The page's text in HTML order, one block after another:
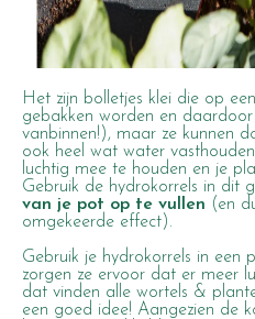
Het zijn bolletjes klei die op
gebakken worden en
vanbinnen!), maar ze kunnen
ook heel wat water
luchtig mee te houden en je
Gebruik de hydrokorrels in dit
van je pot op te vullen (en
omgekeerde effect).
Gebruik je hydrokorrels in
zorgen ze ervoor dat er meer
dat vinden alle wortels &
een goed idee! Aangezien de